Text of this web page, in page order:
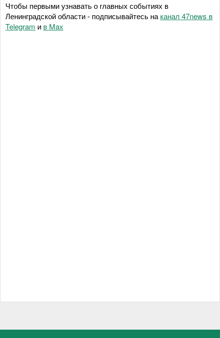
Чтобы первыми узнавать о главных событиях в
Ленинградской области - подписывайтесь на канал 47news в
Telegram и в Maх